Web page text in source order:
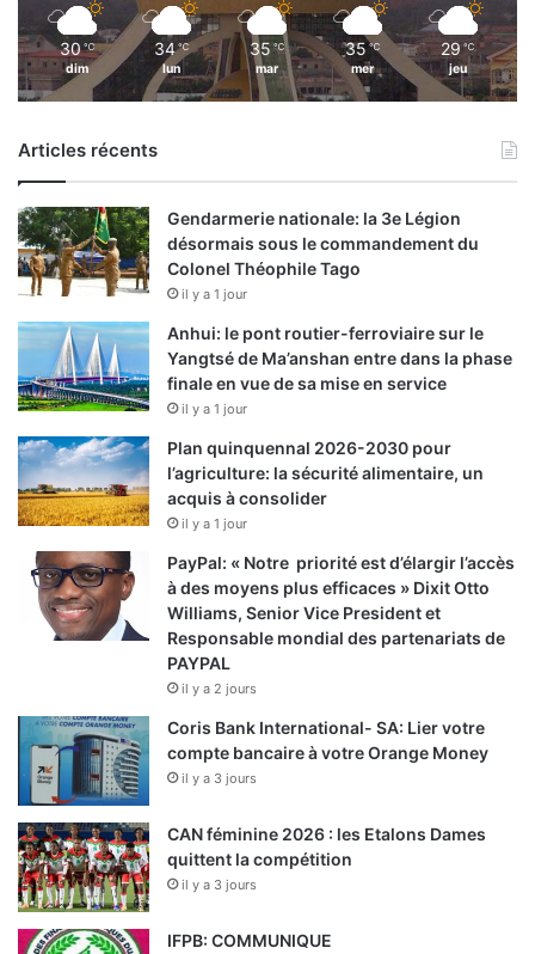
30 ℃
dim
34 ℃
lun
35 ℃
mar
35 ℃
mer
29 ℃
jeu
Articles récents
Gendarmerie nationale: la 3e Légion
désormais sous le commandement du
Colonel Théophile Tago
il y a 1 jour
Anhui: le pont routier-ferroviaire sur le
Yangtsé de Ma’anshan entre dans la phase
finale en vue de sa mise en service
il y a 1 jour
Plan quinquennal 2026-2030 pour
l’agriculture: la sécurité alimentaire, un
acquis à consolider
il y a 1 jour
PayPal: « Notre priorité est d’élargir l’accès
à des moyens plus efficaces » Dixit Otto
Williams, Senior Vice President et
Responsable mondial des partenariats de
PAYPAL
il y a 2 jours
Coris Bank International- SA: Lier votre
compte bancaire à votre Orange Money
il y a 3 jours
CAN féminine 2026 : les Etalons Dames
quittent la compétition
il y a 3 jours
IFPB: COMMUNIQUE